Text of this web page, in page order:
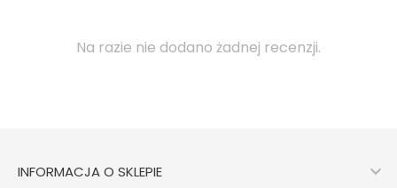
Na razie nie dodano żadnej recenzji.
INFORMACJA O SKLEPIE 